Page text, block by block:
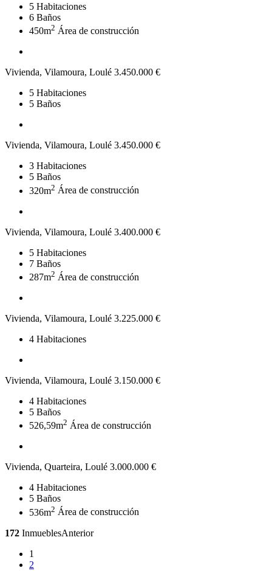
5 Habitaciones
6 Baños
450m2 Área de construcción
Vivienda, Vilamoura, Loulé 3.450.000 €
5 Habitaciones
5 Baños
Vivienda, Vilamoura, Loulé 3.450.000 €
3 Habitaciones
5 Baños
320m2 Área de construcción
Vivienda, Vilamoura, Loulé 3.400.000 €
5 Habitaciones
7 Baños
287m2 Área de construcción
Vivienda, Vilamoura, Loulé 3.225.000 €
4 Habitaciones
Vivienda, Vilamoura, Loulé 3.150.000 €
4 Habitaciones
5 Baños
526,59m2 Área de construcción
Vivienda, Quarteira, Loulé 3.000.000 €
4 Habitaciones
5 Baños
536m2 Área de construcción
172 InmueblesAnterior
1
2